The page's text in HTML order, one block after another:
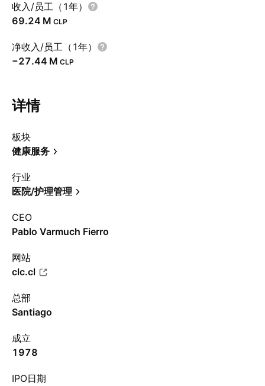
收入/员工（1年）
‪69.24 M‬ CLP
净收入/员工（1年）
‪−27.44 M‬ CLP
详情
板块
健康服务
行业
医院/护理管理
CEO
Pablo Varmuch Fierro
网站
clc.cl
总部
Santiago
成立
1978
IPO日期